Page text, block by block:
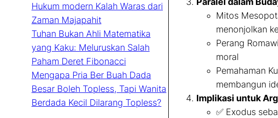
Hukum modern Kalah Waras dari
Zaman Majapahit
Tuhan Bukan Ahli Matematika
yang Kaku: Meluruskan Salah
Paham Deret Fibonacci
Mengapa Pria Ber Buah Dada
Besar Boleh Topless, Tapi Wanita
Berdada Kecil Dilarang Topless?
Mitos
menonjolkan
Perang
moral
Pemahaman
membangun
Implikasi untuk
✅ Exodus